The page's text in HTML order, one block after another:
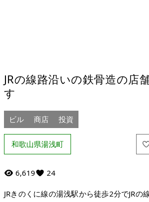
JRの線路沿いの鉄骨造の店
す
ビル 商店 投資
和歌山県湯浅町
6,619 24
JRきのくに線の湯浅駅から徒歩2分でJRの